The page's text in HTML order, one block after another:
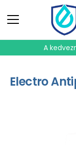
A
Electro